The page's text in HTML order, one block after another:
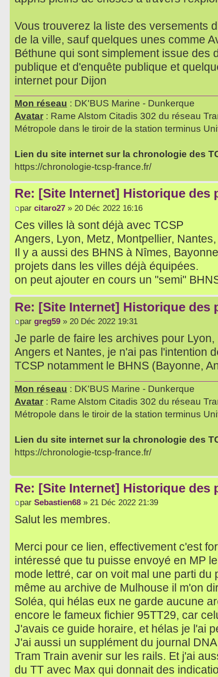
Vous trouverez la liste des versements
de la ville, sauf quelques unes comme
Béthune qui sont simplement issue des
publique et d'enquête publique et
internet pour Dijon
Mon réseau : DK'BUS Marine - Dunkerque
Avatar : Rame Alstom Citadis 302 du réseau
Métropole dans le tiroir de la station terminus
Lien du site internet sur la chronologie des
https://chronologie-tcsp-france.fr/
Re: [Site Internet] Historique des
par citaro27 » 20 Déc 2022 16:16
Ces villes là sont déjà avec TCSP
Angers, Lyon, Metz, Montpellier,
Il y a aussi des BHNS à Nîmes,
projets dans les villes déjà équipées.
on peut ajouter en cours un "semi"
Re: [Site Internet] Historique des
par greg59 » 20 Déc 2022 19:31
Je parle de faire les archives pour
Angers et Nantes, je n'ai pas l'intention
TCSP notamment le BHNS (Bayonne,
Mon réseau : DK'BUS Marine - Dunkerque
Avatar : Rame Alstom Citadis 302 du réseau
Métropole dans le tiroir de la station terminus
Lien du site internet sur la chronologie des
https://chronologie-tcsp-france.fr/
Re: [Site Internet] Historique des
par Sebastien68 » 21 Déc 2022 21:39
Salut les membres.
Merci pour ce lien, effectivement c'est
intéressé que tu puisse envoyé en MP
mode lettré, car on voit mal une parti du
même au archive de Mulhouse il m'on
Soléa, qui hélas eux ne garde aucune
encore le fameux fichier 95TT29, car
J'avais ce guide horaire, et hélas je l'ai
J'ai aussi un supplément du journal
Tram Train avenir sur les rails. Et j'ai
du TT avec Max qui donnait des